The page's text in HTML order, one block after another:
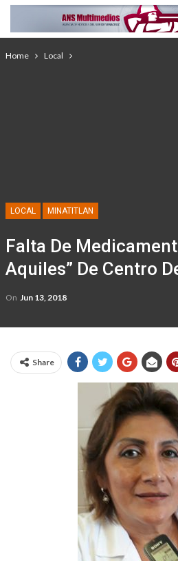
Home Local
LOCAL MINATITLAN
Falta De
Aquiles” De Centro
On Jun 13, 2018
Share